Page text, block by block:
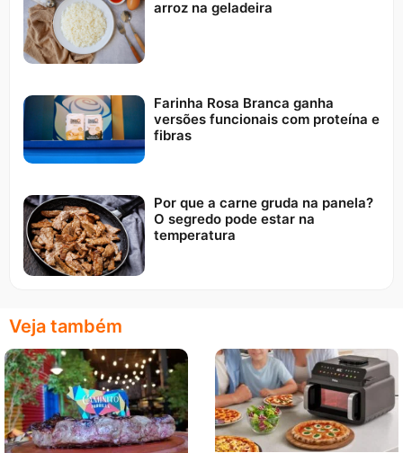
arroz na geladeira
Farinha Rosa Branca ganha
versões funcionais com proteína e
fibras
Por que a carne gruda na panela?
O segredo pode estar na
temperatura
Veja também